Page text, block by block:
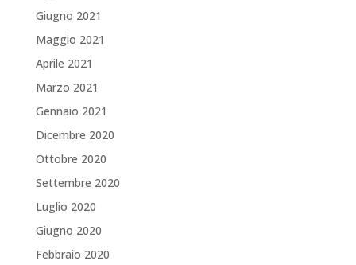
Giugno 2021
Maggio 2021
Aprile 2021
Marzo 2021
Gennaio 2021
Dicembre 2020
Ottobre 2020
Settembre 2020
Luglio 2020
Giugno 2020
Febbraio 2020